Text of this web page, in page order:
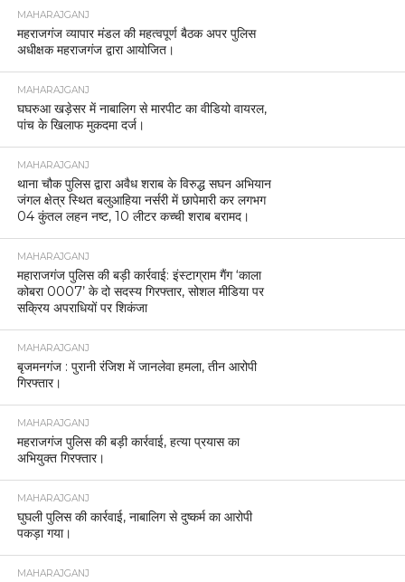
MAHARAJGANJ
महराजगंज व्यापार मंडल की महत्वपूर्ण बैठक अपर पुलिस
अधीक्षक महराजगंज द्वारा आयोजित।
MAHARAJGANJ
घघरुआ खड़ेसर में नाबालिग से मारपीट का वीडियो वायरल,
पांच के खिलाफ मुकदमा दर्ज।
MAHARAJGANJ
थाना चौक पुलिस द्वारा अवैध शराब के विरुद्ध सघन अभियान
जंगल क्षेत्र स्थित बलुआहिया नर्सरी में छापेमारी कर लगभग
04 कुंतल लहन नष्ट, 10 लीटर कच्ची शराब बरामद।
MAHARAJGANJ
महाराजगंज पुलिस की बड़ी कार्रवाई: इंस्टाग्राम गैंग ‘काला
कोबरा 0007’ के दो सदस्य गिरफ्तार, सोशल मीडिया पर
सक्रिय अपराधियों पर शिकंजा
MAHARAJGANJ
बृजमनगंज : पुरानी रंजिश में जानलेवा हमला, तीन आरोपी
गिरफ्तार।
MAHARAJGANJ
महराजगंज पुलिस की बड़ी कार्रवाई, हत्या प्रयास का
अभियुक्त गिरफ्तार।
MAHARAJGANJ
घुघली पुलिस की कार्रवाई, नाबालिग से दुष्कर्म का आरोपी
पकड़ा गया।
MAHARAJGANJ